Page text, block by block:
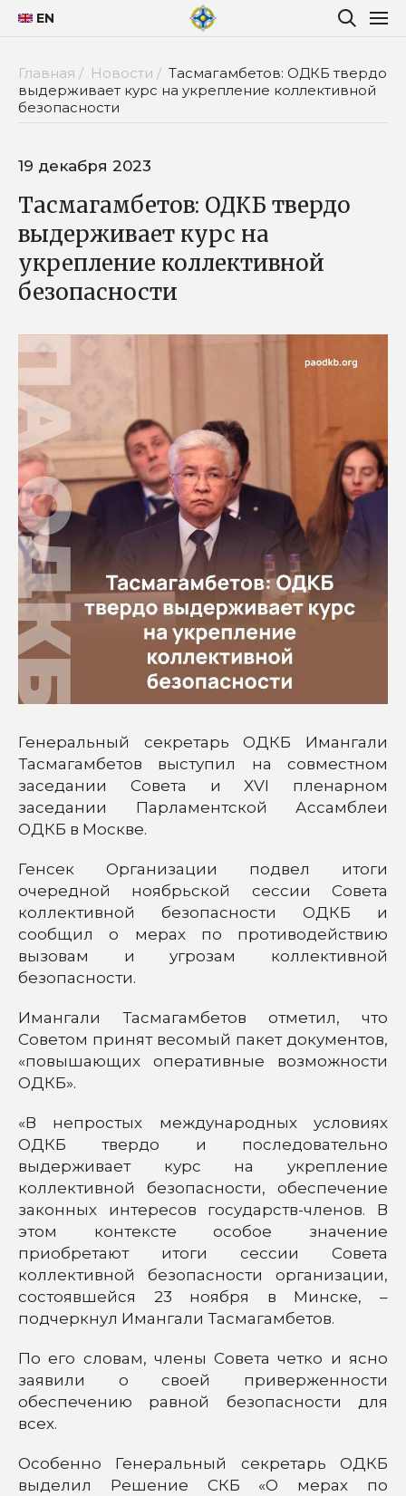
EN
Главная / Новости / Тасмагамбетов: ОДКБ твердо
выдерживает курс на укрепление коллективной
безопасности
19 декабря 2023
Тасмагамбетов: ОДКБ твердо
выдерживает курс на
укрепление коллективной
безопасности
Генеральный секретарь ОДКБ Имангали
Тасмагамбетов выступил на совместном
заседании Совета и XVI пленарном
заседании Парламентской Ассамблеи
ОДКБ в Москве.
Генсек Организации подвел итоги
очередной ноябрьской сессии Совета
коллективной безопасности ОДКБ и
сообщил о мерах по противодействию
вызовам и угрозам коллективной
безопасности.
Имангали Тасмагамбетов отметил, что
Советом принят весомый пакет документов,
«повышающих оперативные возможности
ОДКБ».
«В непростых международных условиях
ОДКБ твердо и последовательно
выдерживает курс на укрепление
коллективной безопасности, обеспечение
законных интересов государств-членов. В
этом контексте особое значение
приобретают итоги сессии Совета
коллективной безопасности организации,
состоявшейся 23 ноября в Минске, –
подчеркнул Имангали Тасмагамбетов.
По его словам, члены Совета четко и ясно
заявили о своей приверженности
обеспечению равной безопасности для
всех.
Особенно Генеральный секретарь ОДКБ
выделил Решение СКБ «О мерах по